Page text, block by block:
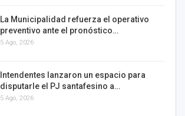
La Municipalidad refuerza el operativo
preventivo ante el pronóstico…
5 Ago, 2026
Intendentes lanzaron un espacio para
disputarle el PJ santafesino a…
5 Ago, 2026